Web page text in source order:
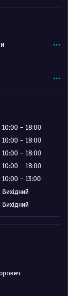
10:00
18:00
10:00
18:00
10:00
18:00
10:00
18:00
10:00
13:00
Вихідний
Вихідний